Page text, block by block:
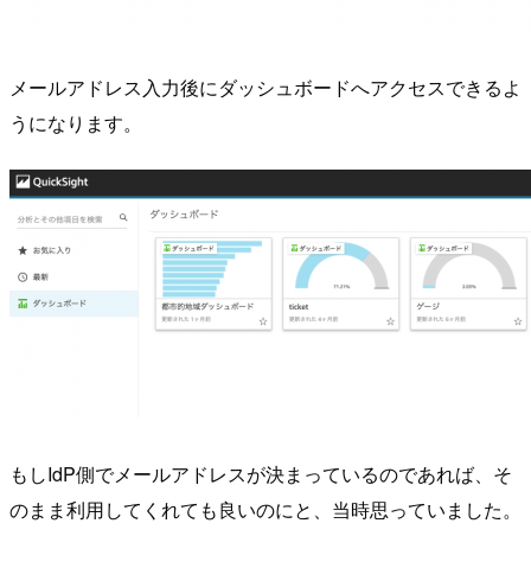
メールアドレス入力後にダッシュボードへアクセスできるよ
うになります。
もしIdP側でメールアドレスが決まっているのであれば、そ
のまま利用してくれても良いのにと、当時思っていました。